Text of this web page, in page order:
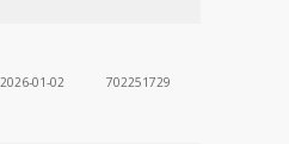
2026-01-02 702251729